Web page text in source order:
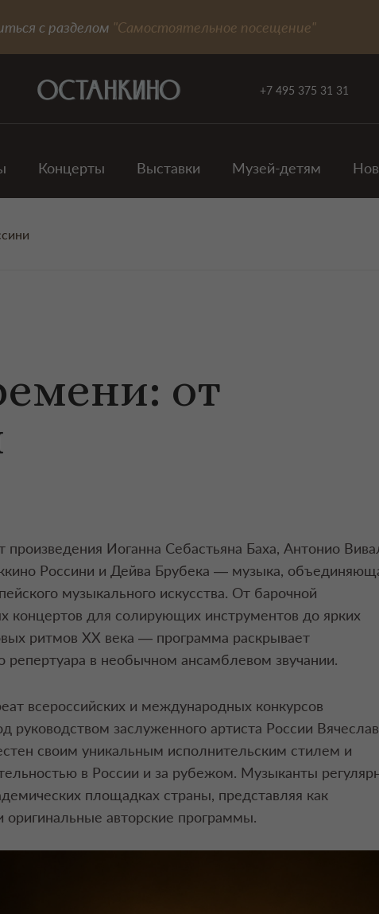
с разделом "Самостоятельное посещение"
+7 495 375 31 31
Концерты Выставки Музей-детям
от
произведения Иоганна Себастьяна Баха, Антонио
Россини и Дейва Брубека — музыка,
музыкального искусства. От барочной
концертов для солирующих инструментов до ярких
ритмов XX века — программа раскрывает
репертуара в необычном ансамблевом звучании.
всероссийских и международных конкурсов
руководством заслуженного артиста России
своим уникальным исполнительским стилем и
в России и за рубежом. Музыканты
площадках страны, представляя как
оригинальные авторские программы.